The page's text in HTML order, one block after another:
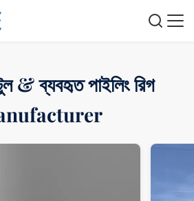
& ব্যবহৃত পাইলিং রিগ